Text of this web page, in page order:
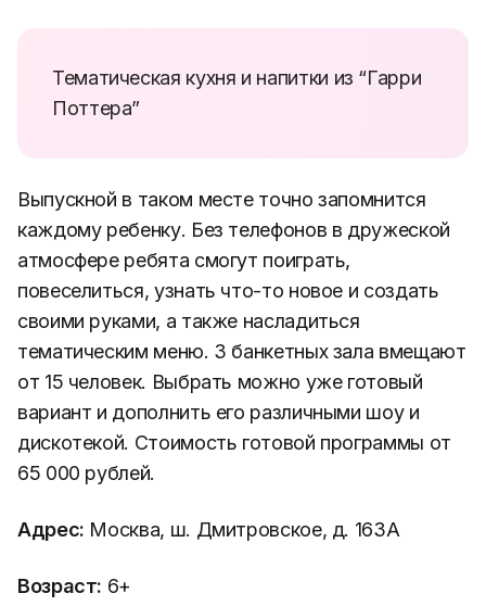
Тематическая кухня и напитки из “Гарри
Поттера”
Выпускной в таком месте точно запомнится
каждому ребенку. Без телефонов в дружеской
атмосфере ребята смогут поиграть,
повеселиться, узнать что-то новое и создать
своими руками, а также насладиться
тематическим меню. 3 банкетных зала вмещают
от 15 человек. Выбрать можно уже готовый
вариант и дополнить его различными шоу и
дискотекой. Стоимость готовой программы от
65 000 рублей.
Адрес: Москва, ш. Дмитровское, д. 163А
Возраст: 6+